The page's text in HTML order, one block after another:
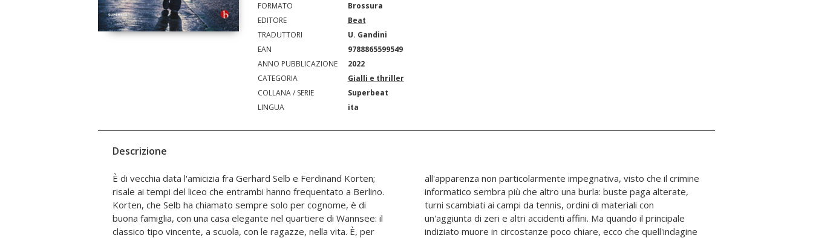
FORMATO
Brossura
EDITORE
Beat
TRADUTTORI
U. Gandini
EAN
9788865599549
ANNO PUBBLICAZIONE
2022
CATEGORIA
Gialli e thriller
COLLANA / SERIE
Superbeat
LINGUA
ita
Descrizione
È di vecchia data l'amicizia fra Gerhard Selb e Ferdinand Korten;
risale ai tempi del liceo che entrambi hanno frequentato a Berlino.
Korten, che Selb ha chiamato sempre solo per cognome, è di
buona famiglia, con una casa elegante nel quartiere di Wannsee: il
classico tipo vincente, a scuola, con le ragazze, nella vita. È, per
all'apparenza non particolarmente impegnativa, visto che il crimine
informatico sembra più che altro una burla: buste paga alterate,
turni scambiati ai campi da tennis, ordini di materiali con
un'aggiunta di zeri e altri accidenti affini. Ma quando il principale
indiziato muore in circostanze poco chiare, ecco che quell'indagine